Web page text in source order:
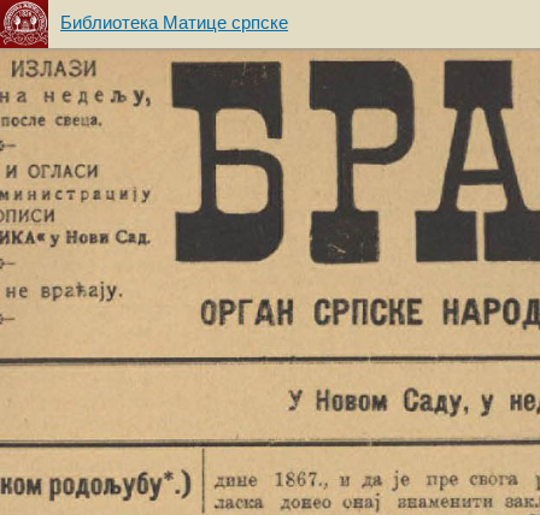
Библиотека Матице српске